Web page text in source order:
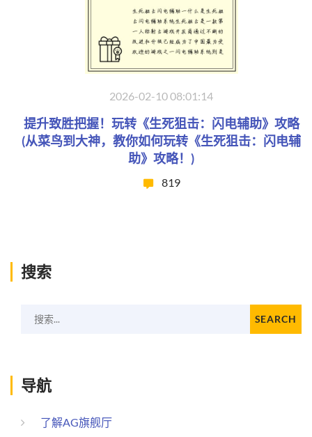
2026-02-10 08:01:14
提升致胜把握！玩转《生死狙击：闪电辅助》攻略
(从菜鸟到大神，教你如何玩转《生死狙击：闪电辅
助》攻略！)
819
搜索
搜索... SEARCH
导航
了解AG旗舰厅